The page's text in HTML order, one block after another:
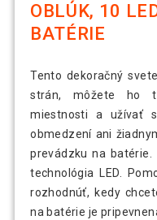
OBLÚK, 10
BATÉRIE
Tento dekoračný
strán, môžete ho
miestnosti a užívať
obmedzení ani
prevádzku na
technológia LED.
rozhodnúť, kedy
na batérie je